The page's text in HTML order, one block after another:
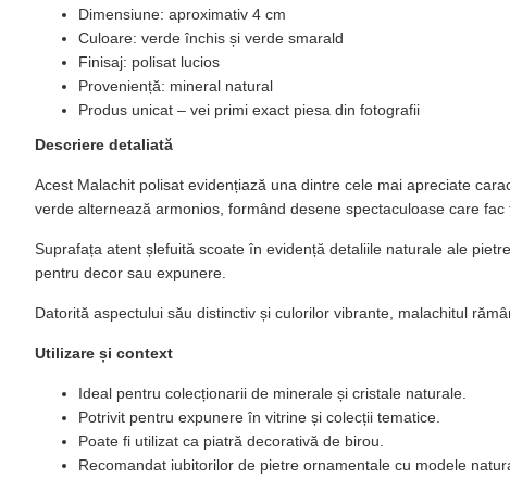
Dimensiune: aproximativ 4 cm
Culoare: verde închis și verde smarald
Finisaj: polisat lucios
Proveniență: mineral natural
Produs unicat – vei primi exact piesa din fotografii
Descriere detaliată
Acest Malachit polisat evidențiază una dintre cele mai apreciate
verde alternează armonios, formând desene spectaculoase care fac
Suprafața atent șlefuită scoate în evidență detaliile naturale ale
pentru decor sau expunere.
Datorită aspectului său distinctiv și culorilor vibrante, malachitul
Utilizare și context
Ideal pentru colecționarii de minerale și cristale naturale.
Potrivit pentru expunere în vitrine și colecții tematice.
Poate fi utilizat ca piatră decorativă de birou.
Recomandat iubitorilor de pietre ornamentale cu modele